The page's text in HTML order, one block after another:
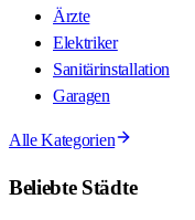
Ärzte
Elektriker
Sanitärinstallation
Garagen
Alle Kategorien
Beliebte Städte